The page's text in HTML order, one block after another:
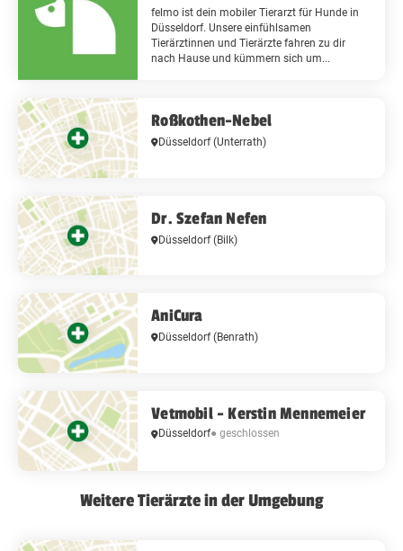
felmo ist dein mobiler Tierarzt für Hunde in
Düsseldorf. Unsere einfühlsamen
Tierärztinnen und Tierärzte fahren zu dir
nach Hause und kümmern sich um...
Roßkothen-Nebel
Düsseldorf(Unterrath)
Dr. Szefan Nefen
Düsseldorf(Bilk)
AniCura
Düsseldorf(Benrath)
Vetmobil - Kerstin Mennemeier
Düsseldorf● geschlossen
Weitere Tierärzte in der Umgebung